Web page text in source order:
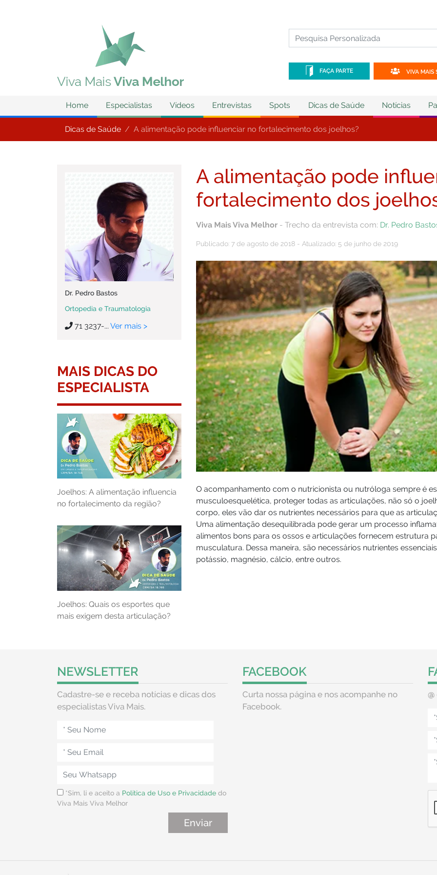
FAÇA PARTE VIVA MAIS
Home Especialistas Vídeos Entrevistas Spots Dicas de Saúde Notícias
Dicas de Saúde A alimentação pode influenciar no fortalecimento dos joelhos?
Dr. Pedro Bastos
Ortopedia e Traumatologia
71 3237-... Ver mais >
MAIS DICAS DO
ESPECIALISTA
Joelhos: A alimentação influencia
no fortalecimento da região?
Joelhos: Quais os esportes que
mais exigem desta articulação?
A alimentação pode
fortalecimento dos
Viva Mais Viva Melhor - Trecho da entrevista com: Dr. Pedro
Publicado: 7 de agosto de 2018 - Atualizado: 5 de junho de 2019
O acompanhamento com o nutricionista ou nutróloga sempre é
musculoesquelética, proteger todas as articulações, não só o
corpo, eles vão dar os nutrientes necessários para que as
Uma alimentação desequilibrada pode gerar um processo
alimentos bons para os ossos e articulações fornecem estrutura
musculatura. Dessa maneira, são necessários nutrientes
potássio, magnésio, cálcio, entre outros.
NEWSLETTER
Cadastre-se e receba notícias e dicas dos
especialistas Viva Mais.
*Sim, li e aceito a Política de Uso e Privacidade do
Viva Mais Viva Melhor
FACEBOOK
Curta nossa página e nos acompanhe no
Facebook.
@